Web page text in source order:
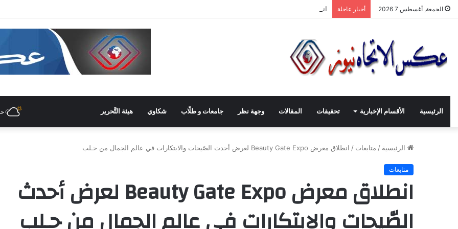
الجمعة, أغسطس 7 2026 أخبار عاجلة انطلاقة لجنة الصّناعيّين الشّباب في غرفة صناعة دمشق وريفها لدعم المشاركة الشّبابيّة في الصّناعة
الرئيسية الأقسام الإخبارية تحقيقات المقالات وجهة نظر جامعات و طلّاب شكاوي هيئة التَّحرير
الرئيسية / متابعات / انطلاق معرض Beauty Gate Expo لعرض أحدث الصّيحات والابتكارات في عالم الجمال من حـلب
متابعات
انطلاق معرض Beauty Gate Expo لعرض أحدث